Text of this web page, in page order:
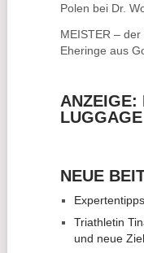
Polen bei Dr.
MEISTER –
Eheringe aus
ANZEIGE:
LUGGAGE
NEUE
Triathletin
und neue